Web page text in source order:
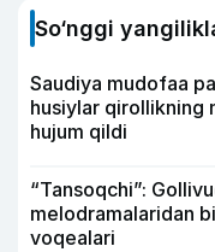
So‘nggi
Saudiya mudofaa
husiylar qirollikning
hujum qildi
“Tansoqchi”:
melodramalaridan
voqealari